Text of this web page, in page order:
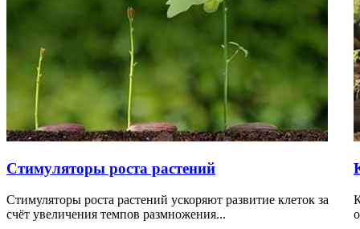
Стимуляторы роста растений
Стимуляторы роста растений ускоряют развитие клеток за
счёт увеличения темпов размножения...